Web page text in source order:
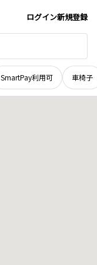
ログイン新規登録
SmartPay利用可 車椅子